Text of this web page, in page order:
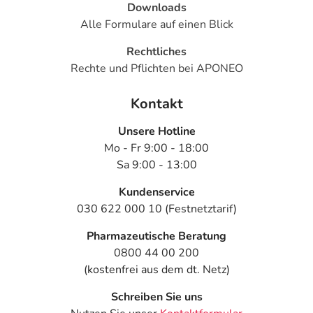
Die Filmtabletten sollten mit ausreichend Flüssigkeit
(vorzugsweise 1 Glas Wasser) und unzerkaut
Der Anwender/die Anwenderin sollte bei fortdauernden
Nebenwirkungen einen Arzt/eine Ärztin oder eine andere
in einem Heilberuf tätige qualifizierte Person
Lioran® centra 450 mg darf nicht eingenommen werden,
wenn Sie allergisch gegen Passionsblumen oder einen
der sonstigen Bestandteile dieses Arzneimittels sind.
Zur Anwendung dieses Arzneimittels bei Kindern liegen
keine ausreichenden Untersuchungen vor. Es soll deshalb
bei Kindern unter 12 Jahren nicht angewendet werden.
Downloads
Alle Formulare auf einen Blick
Rechtliches
Rechte und Pflichten bei APONEO
Kontakt
Unsere Hotline
Mo - Fr 9:00 - 18:00
Sa 9:00 - 13:00
Kundenservice
030 622 000 10 (Festnetztarif)
Pharmazeutische Beratung
0800 44 00 200
(kostenfrei aus dem dt. Netz)
Schreiben Sie uns